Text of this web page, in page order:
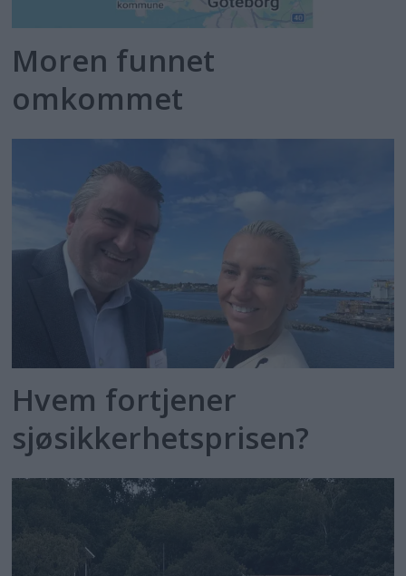
Moren funnet
omkommet
Hvem fortjener
sjøsikkerhetsprisen?